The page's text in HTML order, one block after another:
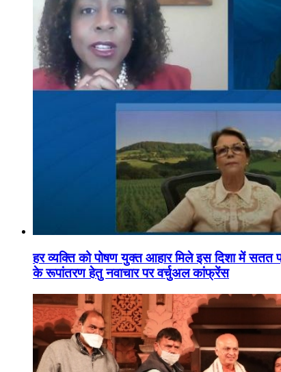
हर व्यक्ति को पोषण युक्त आहार मिले इस दिशा में सतत
के रूपांतरण हेतु नवाचार पर वर्चुअल कांफ्रेंस